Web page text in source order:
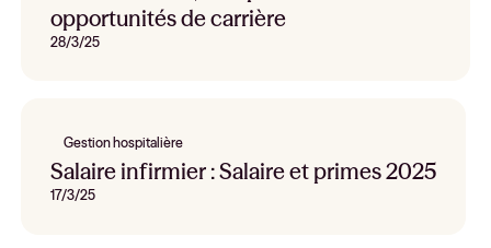
opportunités de carrière
28/3/25
Gestion hospitalière
Salaire infirmier : Salaire et primes 2025
17/3/25